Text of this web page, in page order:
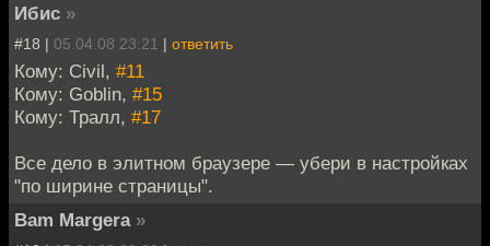
Ибис »
#18 | 05.04.08 23:21 | ответить
Кому: Civil, #11
Кому: Goblin, #15
Кому: Тралл, #17
Все дело в элитном браузере — убери в настройках
"по ширине страницы".
Bam Margera »